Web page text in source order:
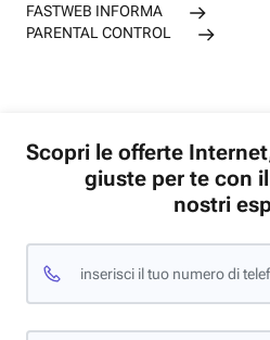
FASTWEB INFORMA
PARENTAL CONTROL
Scopri le offerte
giuste per te con
nostri
inserisci il tuo numero di